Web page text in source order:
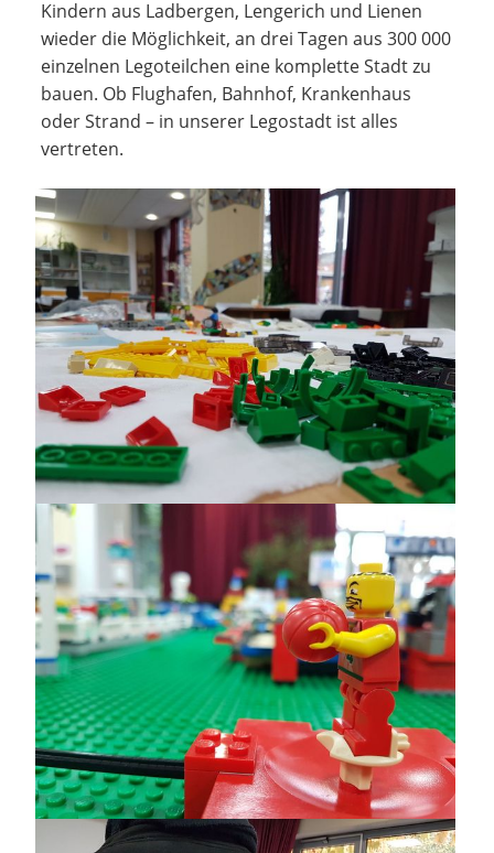
Kindern aus Ladbergen, Lengerich und Lienen
wieder die Möglichkeit, an drei Tagen aus 300 000
einzelnen Legoteilchen eine komplette Stadt zu
bauen. Ob Flughafen, Bahnhof, Krankenhaus
oder Strand – in unserer Legostadt ist alles
vertreten.